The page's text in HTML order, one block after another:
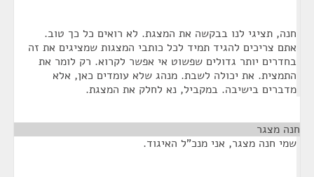
חנה, תציגי לנו בבקשה את המצגת. לא רואים כל כך טוב.
אתם צריכים להגיד תמיד לכל כותבי המצגות שמציגים את זה
בחדרים יותר גדולים שפשוט אי אפשר לקרוא. רק לומר את
התמצית. את יכולה לשבת. מנהג שלא עומדים כאן, אלא
מדברים בישיבה. במקביל, נא לחלק את המצגת.
חנה מצגר
שמי חנה מצגר, אני מנכ"ל האיגוד.